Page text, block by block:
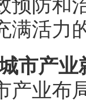
预防和
满活力
市产业
业布局